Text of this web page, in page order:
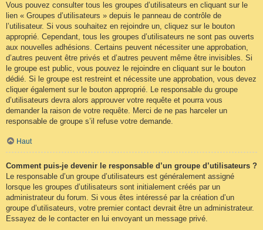
Vous pouvez consulter tous les groupes d’utilisateurs en cliquant sur le
lien « Groupes d’utilisateurs » depuis le panneau de contrôle de
l’utilisateur. Si vous souhaitez en rejoindre un, cliquez sur le bouton
approprié. Cependant, tous les groupes d’utilisateurs ne sont pas ouverts
aux nouvelles adhésions. Certains peuvent nécessiter une approbation,
d’autres peuvent être privés et d’autres peuvent même être invisibles. Si
le groupe est public, vous pouvez le rejoindre en cliquant sur le bouton
dédié. Si le groupe est restreint et nécessite une approbation, vous devez
cliquer également sur le bouton approprié. Le responsable du groupe
d’utilisateurs devra alors approuver votre requête et pourra vous
demander la raison de votre requête. Merci de ne pas harceler un
responsable de groupe s’il refuse votre demande.
Haut
Comment puis-je devenir le responsable d’un groupe d’utilisateurs ?
Le responsable d’un groupe d’utilisateurs est généralement assigné
lorsque les groupes d’utilisateurs sont initialement créés par un
administrateur du forum. Si vous êtes intéressé par la création d’un
groupe d’utilisateurs, votre premier contact devrait être un administrateur.
Essayez de le contacter en lui envoyant un message privé.